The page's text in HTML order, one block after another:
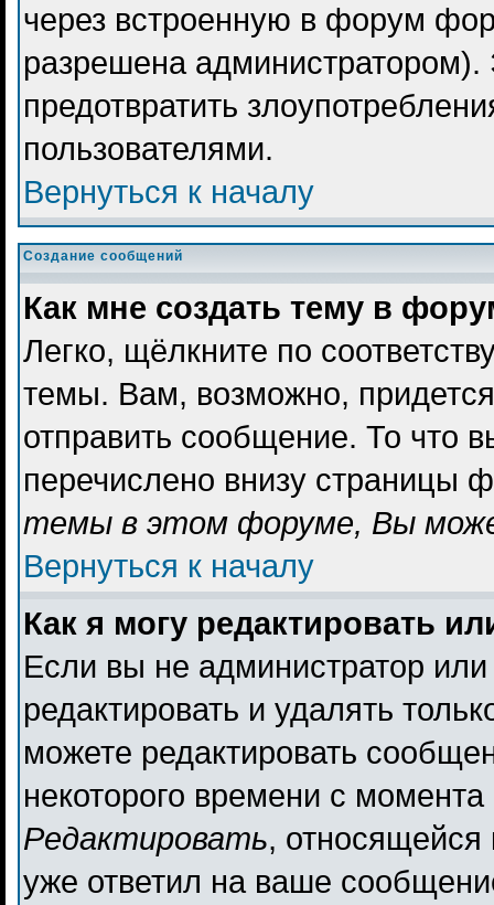
через встроенную в форум
разрешена
предотвратить
пользователями.
Вернуться к началу
Создание сообщений
Как мне создать тему в
Легко, щёлкните по
темы. Вам, возможно,
отправить сообщение. То что
перечислено внизу страницы
темы в этом форуме, Вы
Вернуться к началу
Как я могу редактировать
Если вы не администратор
редактировать и удалять
можете редактировать
некоторого времени с
Редактировать,
уже ответил на ваше